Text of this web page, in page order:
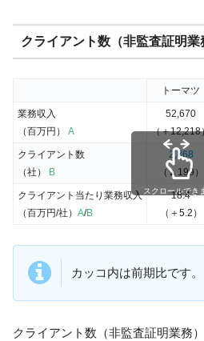
クライアント数（非監査証明
トーマツ
業務収入
（百万円） A
52,670
（＋12,218
クライアント数
（社）
B
2,868
（▲199）
クライアント当たり業務収入
（百万円/社） A/B
18.4
（＋5.2）
スクロールでき
カッコ内は前期比です。
クライアント数（非監査証明業務